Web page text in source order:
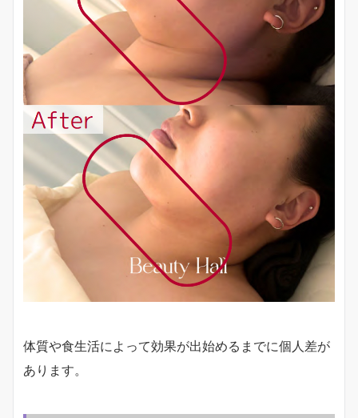
体質や食生活によって効果が出始めるまでに個人差が
あります。